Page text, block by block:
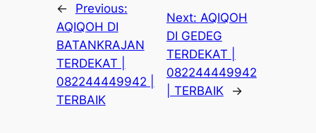
←
Previous:
AQIQOH DI
BATANKRAJAN
TERDEKAT |
082244449942 |
TERBAIK
Next: AQIQOH
DI GEDEG
TERDEKAT |
082244449942
| TERBAIK
→